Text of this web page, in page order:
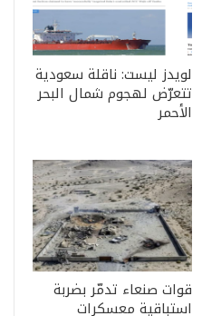
لويدز ليست: ناقلة سعودية
تتعرّض لهجوم شمال البحر
الأحمر
قوات صنعاء تدمّر بضربة
استباقية معسكرات